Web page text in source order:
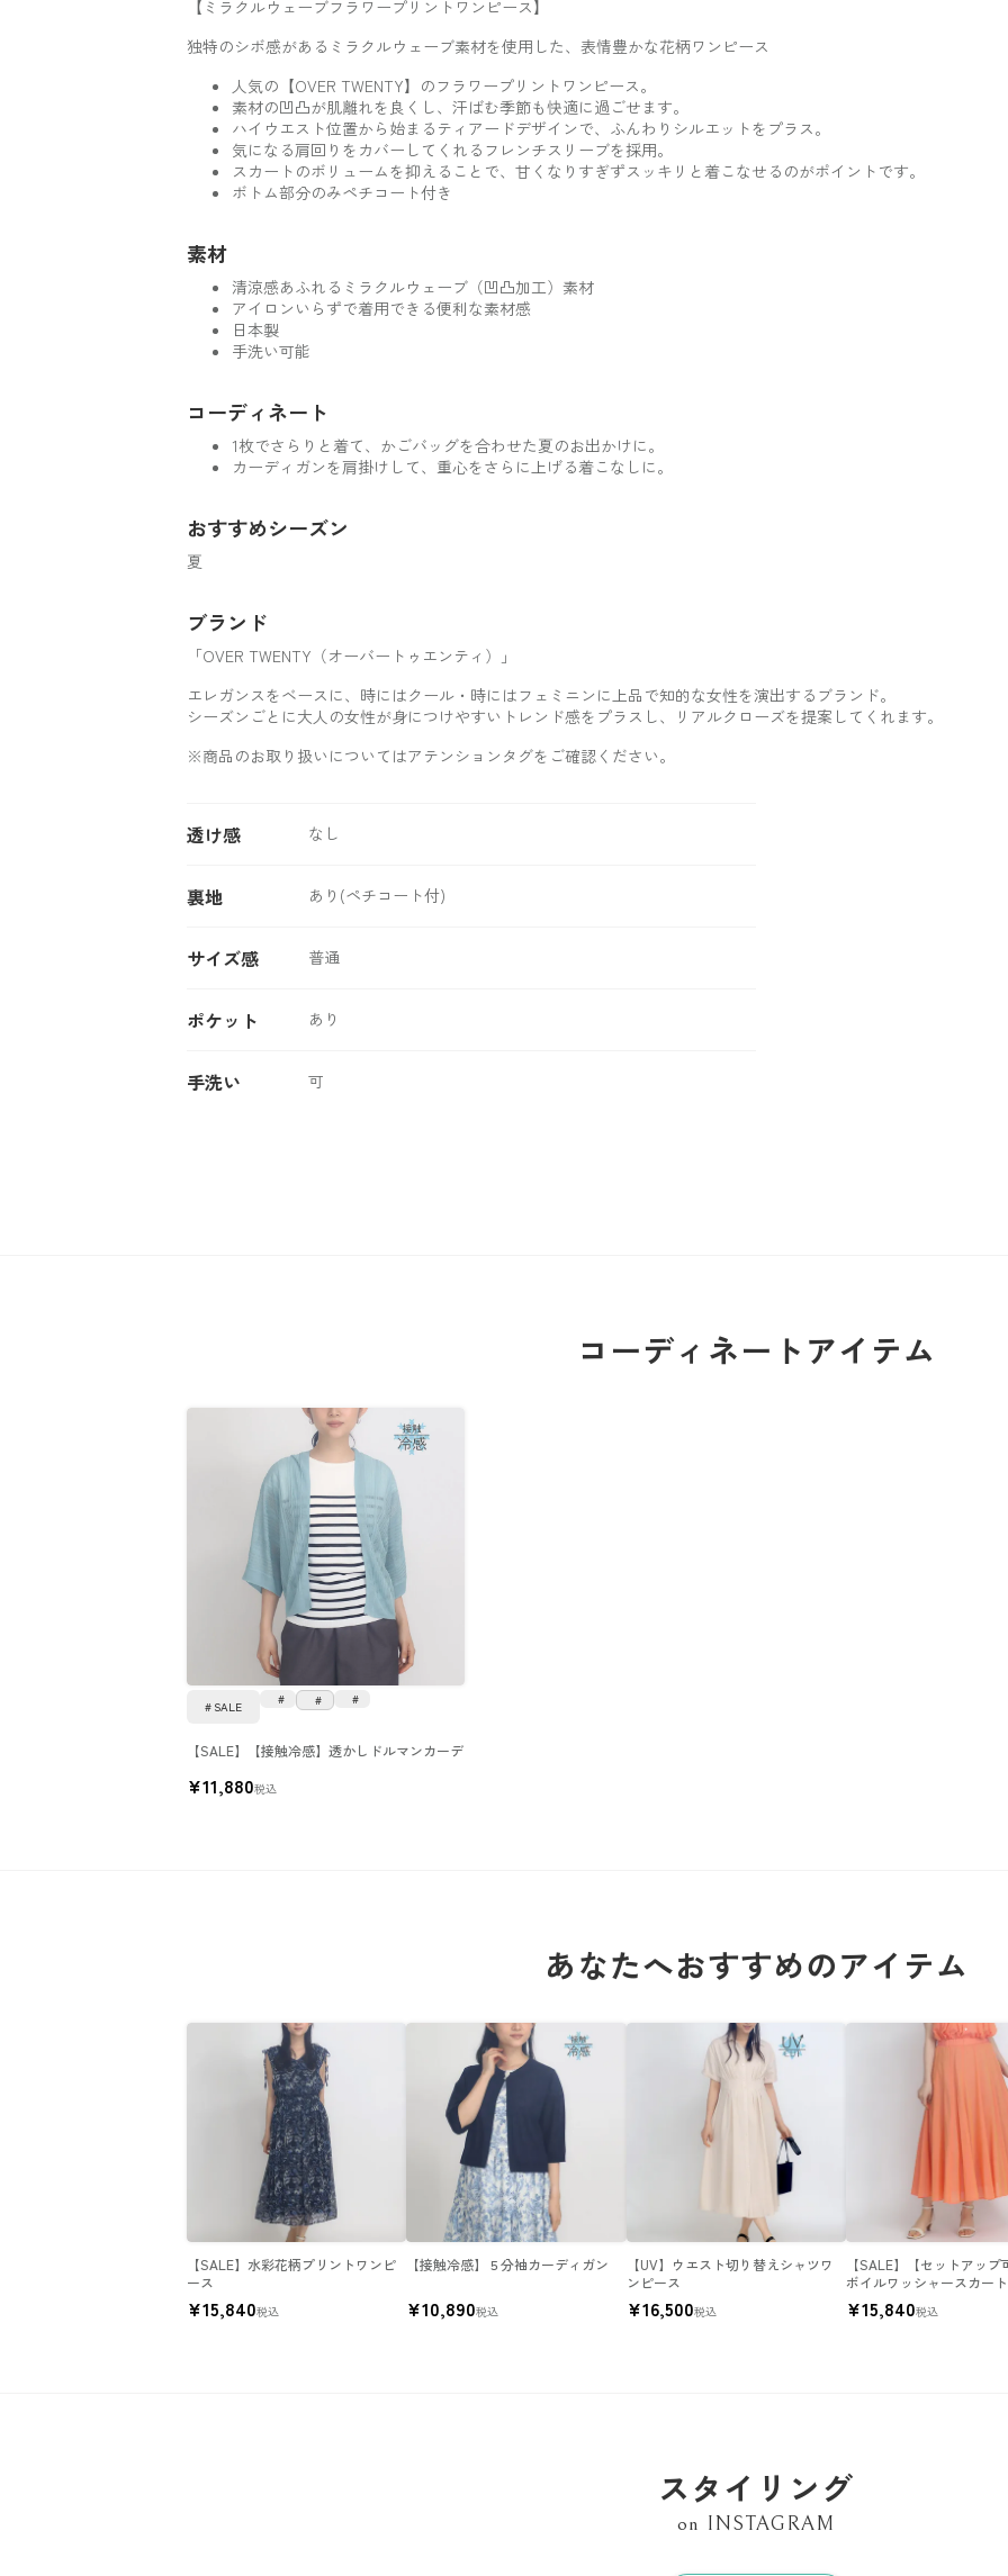
【ミラクルウェーブフラワープリントワンピース】
独特のシボ感があるミラクルウェーブ素材を使用した、表情豊かな花柄ワンピース
人気の【OVER TWENTY】のフラワープリントワンピース。
素材の凹凸が肌離れを良くし、汗ばむ季節も快適に過ごせます。
ハイウエスト位置から始まるティアードデザインで、ふんわりシルエットをプラス。
気になる肩回りをカバーしてくれるフレンチスリーブを採用。
スカートのボリュームを抑えることで、甘くなりすぎずスッキリと着こなせるのがポイントです。
ボトム部分のみペチコート付き
素材
清涼感あふれるミラクルウェーブ（凹凸加工）素材
アイロンいらずで着用できる便利な素材感
日本製
手洗い可能
コーディネート
1枚でさらりと着て、かごバッグを合わせた夏のお出かけに。
カーディガンを肩掛けして、重心をさらに上げる着こなしに。
おすすめシーズン
夏
ブランド
「OVER TWENTY（オーバートゥエンティ）」
エレガンスをベースに、時にはクール・時にはフェミニンに上品で知的な女性を演出するブランド。
シーズンごとに大人の女性が身につけやすいトレンド感をプラスし、リアルクローズを提案してくれます。
※商品のお取り扱いについてはアテンションタグをご確認ください。
透け感 なし
裏地 あり(ペチコート付)
サイズ感 普通
ポケット あり
手洗い 可
コーディネートアイテム
【SALE】【接触冷感】透かしドルマンカーデ
SALE
¥11,880税込
あなたへおすすめのアイテム
【SALE】水彩花柄プリントワンピ
ース
¥15,840税込
【接触冷感】５分袖カーディガン
¥10,890税込
【UV】ウエスト切り替えシャツワ
ンピース
¥16,500税込
【SALE】【セットアップ
ボイルワッシャースカート
¥15,840税込
スタイリング
on INSTAGRAM